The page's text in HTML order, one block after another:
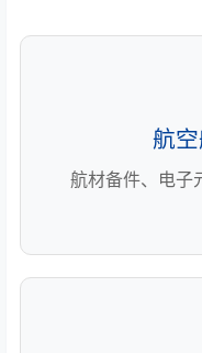
航空
航材备件、电子